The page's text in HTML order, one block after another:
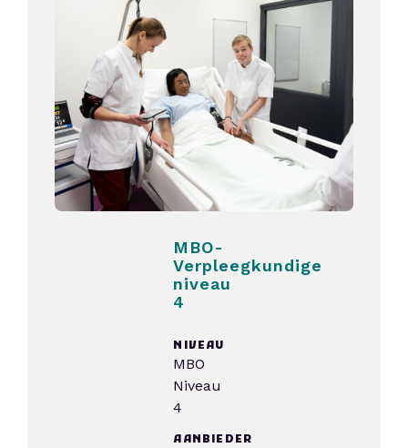
MBO-
Verpleegkundige
niveau
4
NIVEAU
MBO
Niveau
4
AANBIEDER